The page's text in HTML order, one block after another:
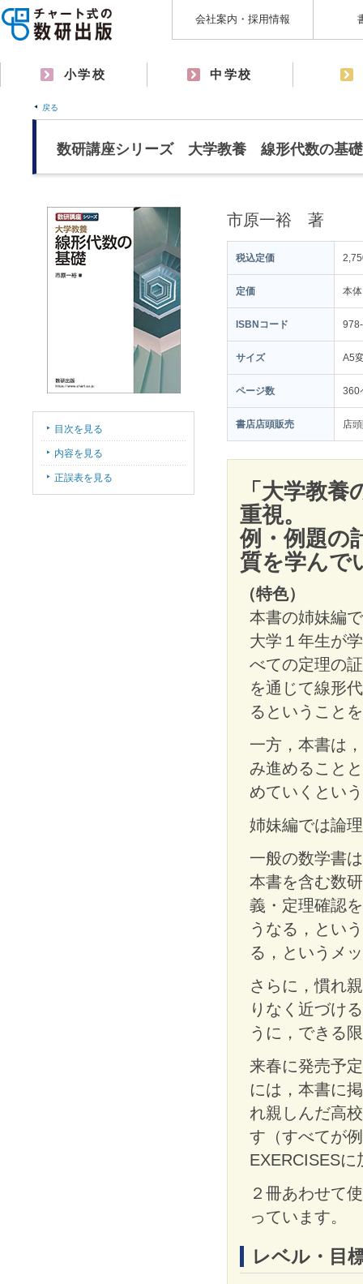
会社案内・採用情報
小学校 中学校
戻る
数研講座シリーズ 大学教養 線形代数の基礎
市原一裕 著
税込定価
定価 本
ISBNコード
サイズ A5
ページ数 360
書店店頭販売 店
「大学教
重視。
例・例題の
質を学んで
（特色）
本書の姉妹編
大学１年生が
べての定理の
を通じて線形
るということ
一方，本書は
み進めること
めていくとい
姉妹編では論
一般の数学書
本書を含む数
義・定理確認
うなる，とい
る，というメ
さらに，慣れ
りなく近づけ
うに，できる
来春に発売予
には，本書に
れ親しんだ高
す（すべてが
EXERCISES
２冊あわせて
っています。
レベル・目
目次を見る
内容を見る
正誤表を見る